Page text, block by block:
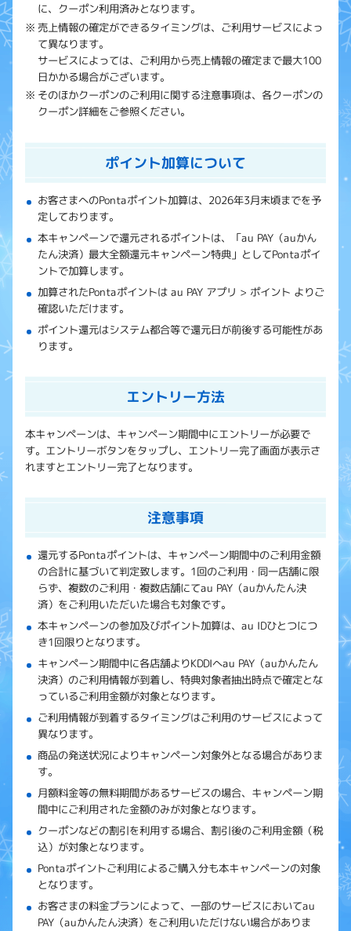
に、クーポン利用済みとなります。
売上情報の確定ができるタイミングは、ご利用サービスによっ
て異なります。
サービスによっては、ご利用から売上情報の確定まで最大100
日かかる場合がございます。
そのほかクーポンのご利用に関する注意事項は、各クーポンの
クーポン詳細をご参照ください。
ポイント加算について
お客さまへのPontaポイント加算は、2026年3月末頃までを予
定しております。
本キャンペーンで還元されるポイントは、「au PAY（auかん
たん決済）最大全額還元キャンペーン特典」としてPontaポイ
ントで加算します。
加算されたPontaポイントは au PAY アプリ > ポイント よりご
確認いただけます。
ポイント還元はシステム都合等で還元日が前後する可能性があ
ります。
エントリー方法
本キャンペーンは、キャンペーン期間中にエントリーが必要で
す。エントリーボタンをタップし、エントリー完了画面が表示さ
れますとエントリー完了となります。
注意事項
還元するPontaポイントは、キャンペーン期間中のご利用金額
の合計に基づいて判定致します。1回のご利用・同一店舗に限
らず、複数のご利用・複数店舗にてau PAY（auかんたん決
済）をご利用いただいた場合も対象です。
本キャンペーンの参加及びポイント加算は、au IDひとつにつ
き1回限りとなります。
キャンペーン期間中に各店舗よりKDDIへau PAY（auかんたん
決済）のご利用情報が到着し、特典対象者抽出時点で確定とな
っているご利用金額が対象となります。
ご利用情報が到着するタイミングはご利用のサービスによって
異なります。
商品の発送状況によりキャンペーン対象外となる場合がありま
す。
月額料金等の無料期間があるサービスの場合、キャンペーン期
間中にご利用された金額のみが対象となります。
クーポンなどの割引を利用する場合、割引後のご利用金額（税
込）が対象となります。
Pontaポイントご利用によるご購入分も本キャンペーンの対象
となります。
お客さまの料金プランによって、一部のサービスにおいてau
PAY（auかんたん決済）をご利用いただけない場合がありま